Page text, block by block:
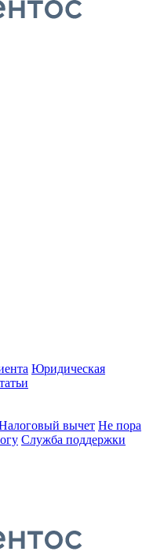
Юридическая
вычет Не пора
Служба поддержки